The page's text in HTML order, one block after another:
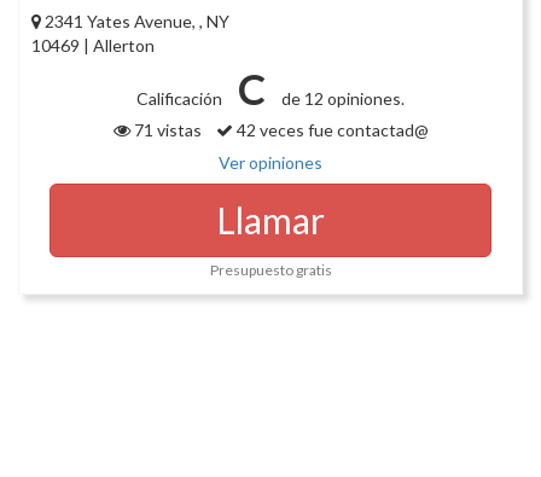
2341 Yates Avenue, , NY
10469 | Allerton
Calificación C
de 12 opiniones.
71 vistas
42 veces fue contactad@
Ver opiniones
Llamar
Presupuesto gratis